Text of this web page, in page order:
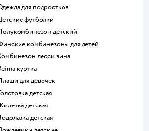
Одежда для подростков
Детские футболки
Полукомбинезон детский
Финские комбинезоны для детей
Комбинезон лесси зима
Reima куртка
Плащи для девочек
Толстовка детская
Жилетка детская
Водолазка детская